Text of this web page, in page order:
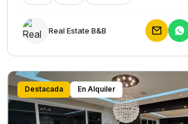
Rеаl Еstаtе В&В
Destacada En Alquiler